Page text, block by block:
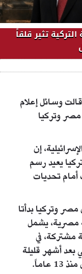
تثير قلقاً
وسائل إعلام
مصر وتركيا
إن
يعيد رسم
أمام تحديات
وتركيا بدأتا
مصرية، يشمل
مشتركة، في
أشهر قليلة